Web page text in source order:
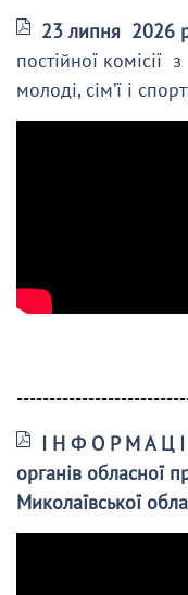
23 липня 2026
постійної комісії
молоді, сім’ї і
І Н Ф О Р М А Ц І
органів обласної
Миколаївської